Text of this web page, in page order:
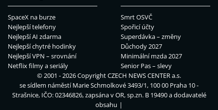
SpaceX na burze
Nejlepší telefony
Nejlepší AI zdarma
Nejlepší chytré hodinky
Nejlepší VPN – srovnání
Netflix filmy a seriály
Smrt OSVČ
Spořicí účty
Superdávka – změny
Důchody 2027
Minimální mzda 2027
Senior Pas – slevy
© 2001 - 2026 CopyrightCZECH NEWS CENTER a.s.
se sídlem náměstí Marie Schmolkové 3493/1, 100 00 Praha 10 -
Strašnice, IČO: 02346826, zapsána v OR, sp.zn. B 19490 a dodavatelé
obsahu